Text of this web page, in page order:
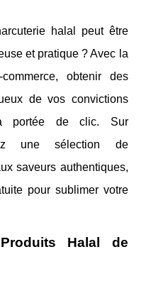
halal peut être
et pratique ? Avec la
obtenir des
de vos convictions
portée de clic. Sur
une sélection de
saveurs authentiques,
pour sublimer votre
Halal de